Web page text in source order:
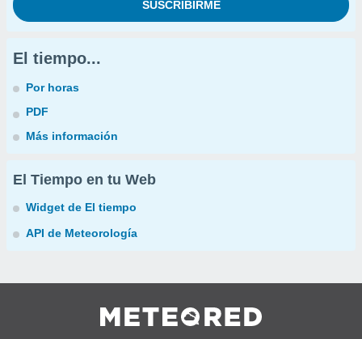
El tiempo...
Por horas
PDF
Más información
El Tiempo en tu Web
Widget de El tiempo
API de Meteorología